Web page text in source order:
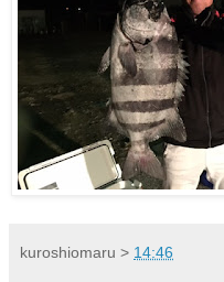
kuroshiomaru > 14:46